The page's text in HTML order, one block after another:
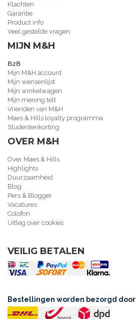
Klachten
Garantie
Product info
Veel gestelde vragen
MIJN M&H
B2B
Mijn M&H account
Mijn wensenlijst
Mijn winkelwagen
Mijn mening telt
Vrienden van M&H
Maes & Hills loyalty programma
Studentenkorting
OVER M&H
Over Maes & Hills
Highlights
Duurzaamheid
Blog
Pers & Blogger
Vacatures
Colofon
Uitleg over cookies
VEILIG BETALEN
Bestellingen worden bezorgd door